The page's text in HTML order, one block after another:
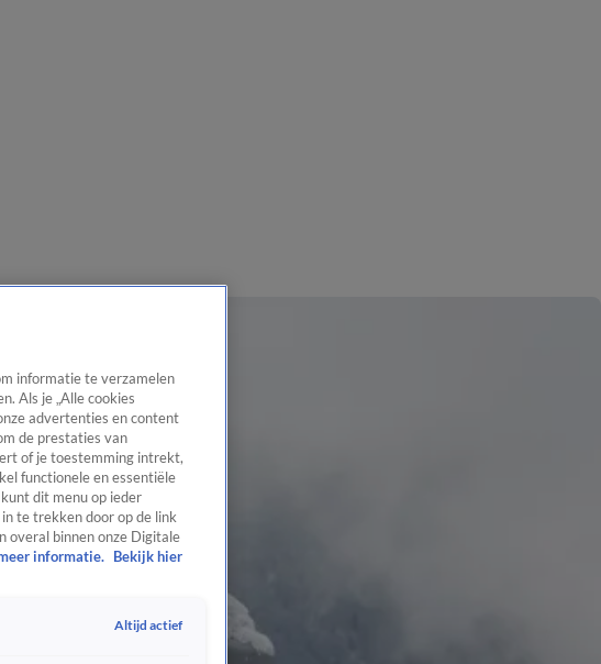
informatie te verzamelen
Als je „Alle cookies
advertenties en content
de prestaties van
of je toestemming intrekt,
functionele en essentiële
dit menu op ieder
te trekken door op de link
overal binnen onze Digitale
informatie.
Bekijk hier
Altijd actief